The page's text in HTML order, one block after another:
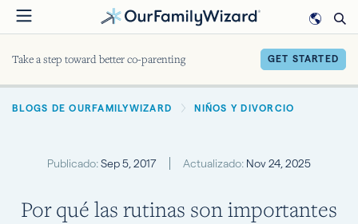
Pasar
al
Take a step toward better co-parenting GET STARTED
BREADCRUMB
BLOGS DE OURFAMILYWIZARD NIÑOS Y DIVORCIO
Publicado:Sep 5, 2017 Actualizado: Nov 24, 2025
Por qué las rutinas son importantes